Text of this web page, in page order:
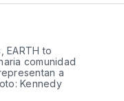
EARTH to
comunidad
a
Kennedy